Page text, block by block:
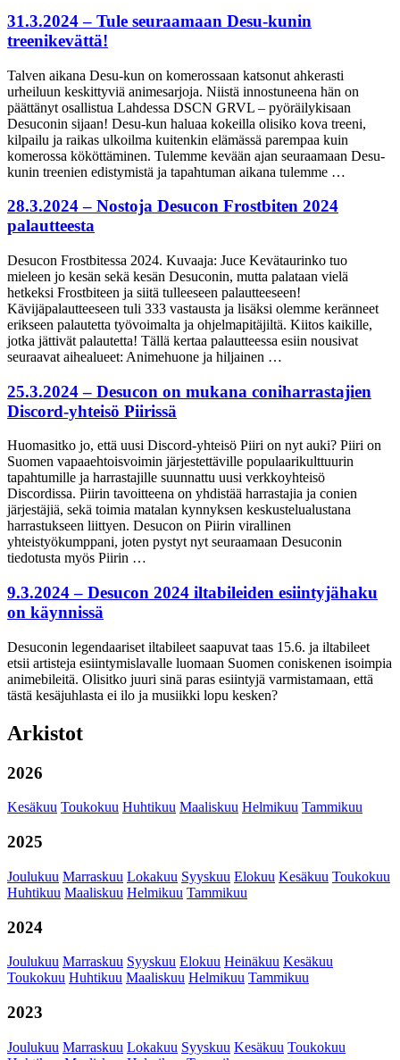
31.3.2024 – Tule seuraamaan Desu-kunin
treenikevättä!
Talven aikana Desu-kun on komerossaan katsonut ahkerasti
urheiluun keskittyviä animesarjoja. Niistä innostuneena hän on
päättänyt osallistua Lahdessa DSCN GRVL – pyöräilykisaan
Desuconin sijaan! Desu-kun haluaa kokeilla olisiko kova treeni,
kilpailu ja raikas ulkoilma kuitenkin elämässä parempaa kuin
komerossa kököttäminen. Tulemme kevään ajan seuraamaan Desu-
kunin treenien edistymistä ja tapahtuman aikana tulemme …
28.3.2024 – Nostoja Desucon Frostbiten 2024
palautteesta
Desucon Frostbitessa 2024. Kuvaaja: Juce Kevätaurinko tuo
mieleen jo kesän sekä kesän Desuconin, mutta palataan vielä
hetkeksi Frostbiteen ja siitä tulleeseen palautteeseen!
Kävijäpalautteeseen tuli 333 vastausta ja lisäksi olemme keränneet
erikseen palautetta työvoimalta ja ohjelmapitäjiltä. Kiitos kaikille,
jotka jättivät palautetta! Tällä kertaa palautteessa esiin nousivat
seuraavat aihealueet: Animehuone ja hiljainen …
25.3.2024 – Desucon on mukana coniharrastajien
Discord-yhteisö Piirissä
Huomasitko jo, että uusi Discord-yhteisö Piiri on nyt auki? Piiri on
Suomen vapaaehtoisvoimin järjestettäville populaarikulttuurin
tapahtumille ja harrastajille suunnattu uusi verkkoyhteisö
Discordissa. Piirin tavoitteena on yhdistää harrastajia ja conien
järjestäjiä, sekä toimia matalan kynnyksen keskustelualustana
harrastukseen liittyen. Desucon on Piirin virallinen
yhteistyökumppani, joten pystyt nyt seuraamaan Desuconin
tiedotusta myös Piirin …
9.3.2024 – Desucon 2024 iltabileiden esiintyjähaku
on käynnissä
Desuconin legendaariset iltabileet saapuvat taas 15.6. ja iltabileet
etsii artisteja esiintymislavalle luomaan Suomen coniskenen isoimpia
animebileitä. Olisitko juuri sinä paras esiintyjä varmistamaan, että
tästä kesäjuhlasta ei ilo ja musiikki lopu kesken?
Arkistot
2026
Kesäkuu Toukokuu Huhtikuu Maaliskuu Helmikuu Tammikuu
2025
Joulukuu Marraskuu Lokakuu Syyskuu Elokuu Kesäkuu Toukokuu
Huhtikuu Maaliskuu Helmikuu Tammikuu
2024
Joulukuu Marraskuu Syyskuu Elokuu Heinäkuu Kesäkuu
Toukokuu Huhtikuu Maaliskuu Helmikuu Tammikuu
2023
Joulukuu Marraskuu Lokakuu Syyskuu Kesäkuu Toukokuu